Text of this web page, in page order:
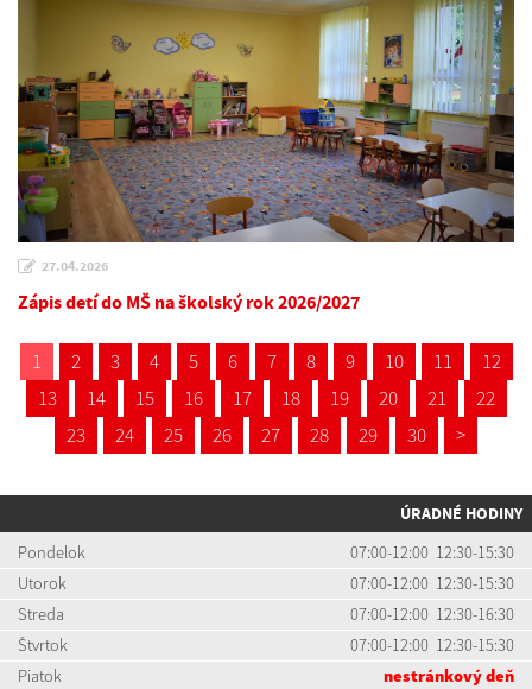
27.04.2026
Zápis detí do MŠ na školský rok 2026/2027
1 2 3 4 5 6 7 8 9 10 11
12
13
14 15 16 17 18 19 20 21
22
23
24 25 26 27 28 29 30 >
ÚRADNÉ HODINY
Pondelok
07:00-12:00 12:30-15:30
Utorok
07:00-12:00 12:30-15:30
Streda
07:00-12:00 12:30-16:30
Štvrtok
07:00-12:00 12:30-15:30
Piatok
nestránkový deň